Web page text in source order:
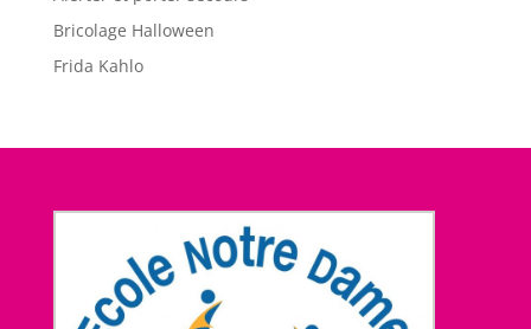
Bricolage Halloween
Frida Kahlo